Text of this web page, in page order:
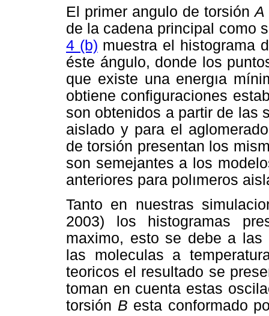
El primer angulo de torsiónA
de la cadena principal como
4 (b) muestra el histograma
éste ángulo, donde los
que existe una energıa
obtiene configuraciones
son obtenidos a partir de las
aislado y para el
de torsión presentan los
son semejantes a los
anteriores para polımeros
Tanto en nuestras
2003) los histogramas
maximo, esto se debe a las
las moleculas a
teoricos el resultado se
toman en cuenta estas
torsión B esta conformado